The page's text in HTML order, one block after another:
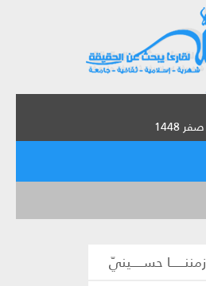
زمننــــــا حســـــينيّ